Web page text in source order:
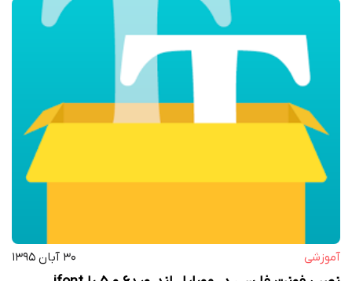
آموزشی ۳۰ آبان ۱۳۹۵